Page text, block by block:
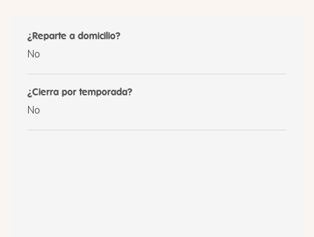
¿Reparte a domicilio?
No
¿Cierra por temporada?
No